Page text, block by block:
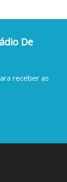
De
receber as